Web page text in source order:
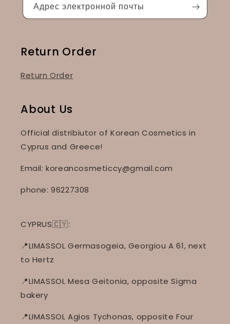
Адрес электронной почты
Return Order
Return Order
About Us
Official distribiutor of Korean Cosmetics in
Cyprus and Greece!
Email: koreancosmeticcy@gmail.com
phone: 96227308
CYPRUS🇨🇾:
📍LIMASSOL Germasogeia, Georgiou A 61, next
to Hertz
📍LIMASSOL Mesa Geitonia, opposite Sigma
bakery
📍LIMASSOL Agios Tychonas, opposite Four